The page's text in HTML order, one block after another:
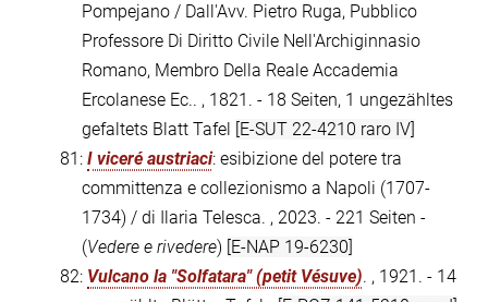
Pompejano / Dall'Avv. Pietro Ruga, Pubblico
Professore Di Diritto Civile Nell'Archiginnasio
Romano, Membro Della Reale Accademia
Ercolanese Ec.. , 1821. - 18 Seiten, 1 ungezähltes
gefaltets Blatt Tafel
[E-SUT 22-4210 raro IV]
81: I viceré austriaci: esibizione del potere tra
committenza e collezionismo a Napoli (1707-
1734) / di Ilaria Telesca. , 2023. - 221 Seiten -
(Vedere e rivedere) [E-NAP 19-6230]
82: Vulcano la "Solfatara" (petit Vésuve). , 1921. - 14